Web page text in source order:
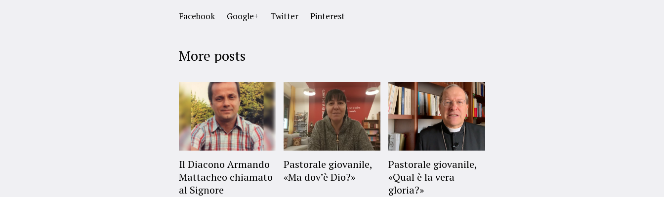
Facebook Google+ Twitter Pinterest
More posts
Il Diacono Armando
Mattacheo chiamato
al Signore
Pastorale giovanile,
«Ma dov’è Dio?»
Pastorale giovanile,
«Qual è la vera
gloria?»